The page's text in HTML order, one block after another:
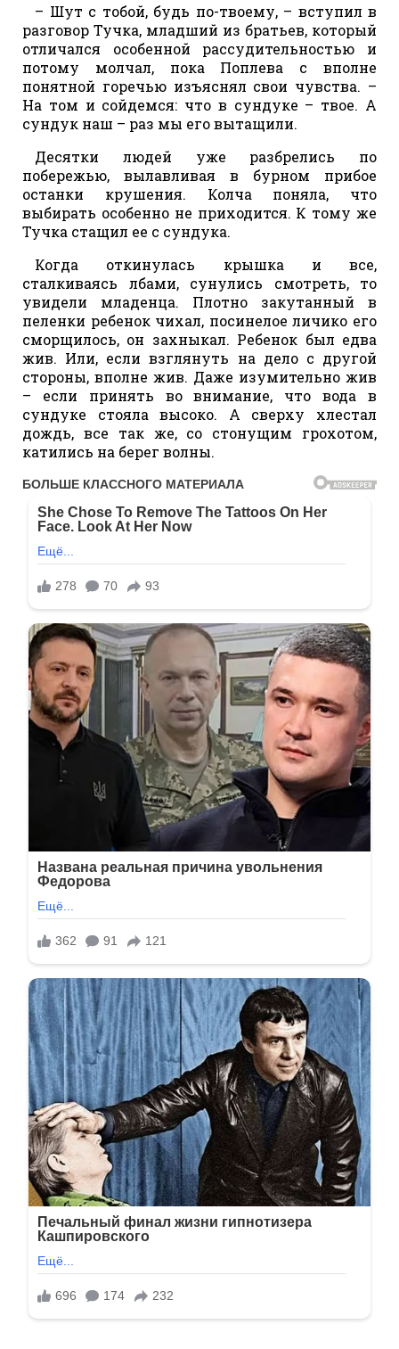
– Шут с тобой, будь по-твоему, – вступил в
разговор Тучка, младший из братьев, который
отличался особенной рассудительностью и
потому молчал, пока Поплева с вполне
понятной горечью изъяснял свои чувства. –
На том и сойдемся: что в сундуке – твое. А
сундук наш – раз мы его вытащили.
Десятки людей уже разбрелись по
побережью, вылавливая в бурном прибое
останки крушения. Колча поняла, что
выбирать особенно не приходится. К тому же
Тучка стащил ее с сундука.
Когда откинулась крышка и все,
сталкиваясь лбами, сунулись смотреть, то
увидели младенца. Плотно закутанный в
пеленки ребенок чихал, посинелое личико его
сморщилось, он захныкал. Ребенок был едва
жив. Или, если взглянуть на дело с другой
стороны, вполне жив. Даже изумительно жив
– если принять во внимание, что вода в
сундуке стояла высоко. А сверху хлестал
дождь, все так же, со стонущим грохотом,
катились на берег волны.